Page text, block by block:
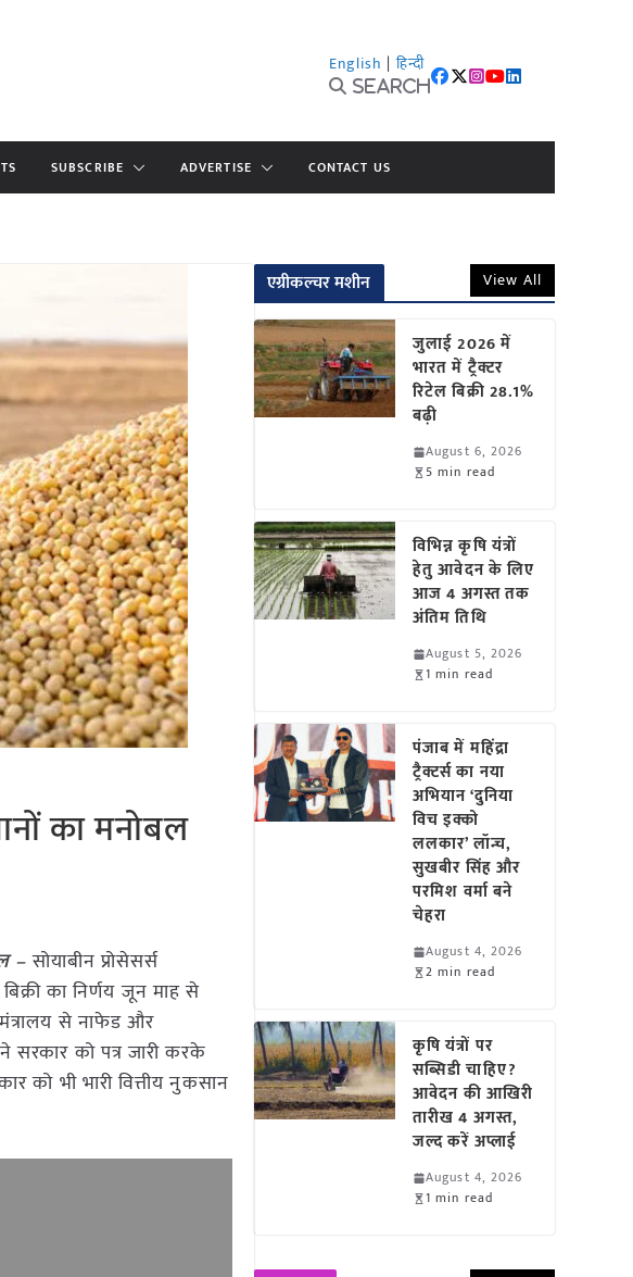
English | हिन्दी
Search
SUBSCRIBE ADVERTISE CONTACT US
का मनोबल
–सोयाबीन प्रोसेसर्स
का निर्णय जून माह से
से नाफेड और
सरकार को पत्र जारी करके
को भी भारी वित्तीय नुकसान
एग्रीकल्चर मशीन View All
जुलाई 2026 में
भारत में ट्रैक्टर
रिटेल बिक्री 28.1%
बढ़ी
August 6, 2026
5 min read
विभिन्न कृषि यंत्रों
हेतु आवेदन के लिए
आज 4 अगस्त तक
अंतिम तिथि
August 5, 2026
1 min read
पंजाब में महिंद्रा
ट्रैक्टर्स का नया
अभियान ‘दुनिया
विच इक्को
ललकार’ लॉन्च,
सुखबीर सिंह और
परमिश वर्मा बने
चेहरा
August 4, 2026
2 min read
कृषि यंत्रों पर
सब्सिडी चाहिए?
आवेदन की आखिरी
तारीख 4 अगस्त,
जल्द करें अप्लाई
August 4, 2026
1 min read